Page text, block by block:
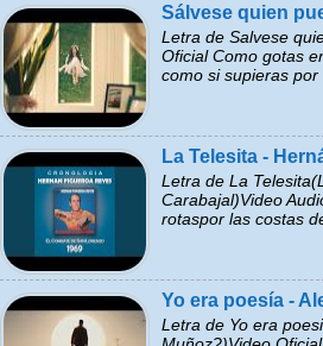
Sálvese quien
Letra de Salvese
Oficial Como gotas
como si supieras por
La Telesita -
Letra de La
Carabajal)Video
rotaspor las costas
Yo era poesía -
Letra de Yo era